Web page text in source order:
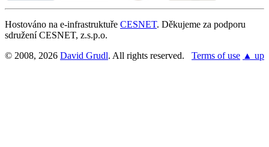
Hostováno na e-infrastruktuře CESNET. Děkujeme za podporu
sdružení CESNET, z.s.p.o.
© 2008, 2026 David Grudl. All rights reserved. Terms of use ▲ up